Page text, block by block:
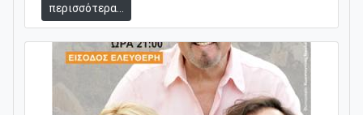
περισσότερα...